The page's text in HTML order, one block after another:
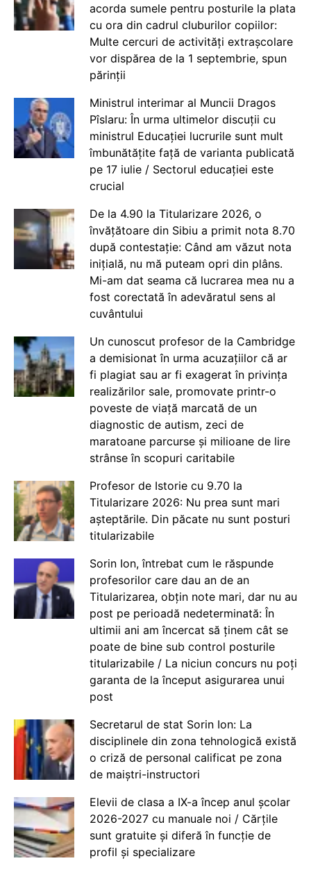
acorda sumele pentru posturile la plata
cu ora din cadrul cluburilor copiilor:
Multe cercuri de activități extrașcolare
vor dispărea de la 1 septembrie, spun
părinții
Ministrul interimar al Muncii Dragos
Pîslaru: În urma ultimelor discuții cu
ministrul Educației lucrurile sunt mult
îmbunătățite față de varianta publicată
pe 17 iulie / Sectorul educației este
crucial
De la 4.90 la Titularizare 2026, o
învățătoare din Sibiu a primit nota 8.70
după contestație: Când am văzut nota
inițială, nu mă puteam opri din plâns.
Mi-am dat seama că lucrarea mea nu a
fost corectată în adevăratul sens al
cuvântului
Un cunoscut profesor de la Cambridge
a demisionat în urma acuzațiilor că ar
fi plagiat sau ar fi exagerat în privința
realizărilor sale, promovate printr-o
poveste de viață marcată de un
diagnostic de autism, zeci de
maratoane parcurse și milioane de lire
strânse în scopuri caritabile
Profesor de Istorie cu 9.70 la
Titularizare 2026: Nu prea sunt mari
așteptările. Din păcate nu sunt posturi
titularizabile
Sorin Ion, întrebat cum le răspunde
profesorilor care dau an de an
Titularizarea, obțin note mari, dar nu au
post pe perioadă nedeterminată: În
ultimii ani am încercat să ținem cât se
poate de bine sub control posturile
titularizabile / La niciun concurs nu poți
garanta de la început asigurarea unui
post
Secretarul de stat Sorin Ion: La
disciplinele din zona tehnologică există
o criză de personal calificat pe zona
de maiștri-instructori
Elevii de clasa a IX-a încep anul școlar
2026-2027 cu manuale noi / Cărțile
sunt gratuite și diferă în funcție de
profil și specializare